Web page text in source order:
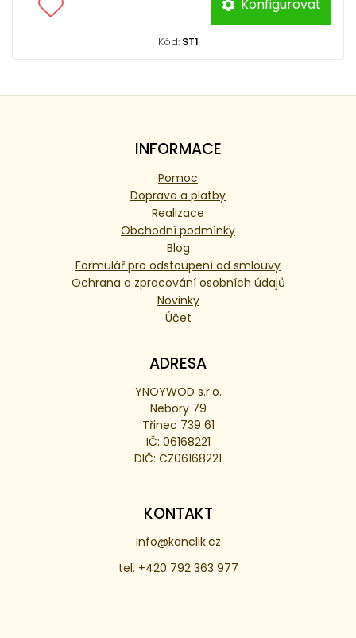
Konfigurovat
Kód: ST1
INFORMACE
Pomoc
Doprava a platby
Realizace
Obchodní podmínky
Blog
Formulář pro odstoupení od smlouvy
Ochrana a zpracování osobních údajů
Novinky
Účet
ADRESA
YNOYWOD s.r.o.
Nebory 79
Třinec 739 61
IČ: 06168221
DIČ: CZ06168221
KONTAKT
info@kanclik.cz
tel. +420 792 363 977